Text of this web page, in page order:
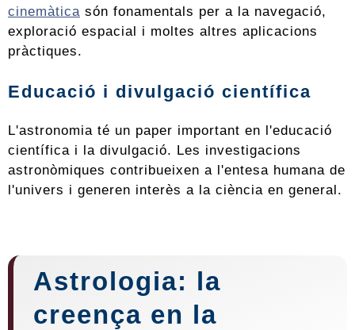
cinemàtica són fonamentals per a la navegació,
exploració espacial i moltes altres aplicacions
pràctiques.
Educació i divulgació científica
L'astronomia té un paper important en l'educació
científica i la divulgació. Les investigacions
astronòmiques contribueixen a l'entesa humana de
l'univers i generen interès a la ciència en general.
Astrologia: la
creença en la